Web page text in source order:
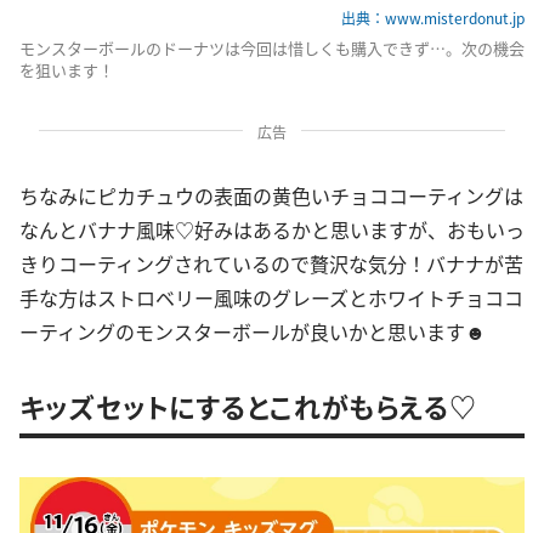
出典：www.misterdonut.jp
モンスターボールのドーナツは今回は惜しくも購入できず…。次の機会
を狙います！
広告
ちなみにピカチュウの表面の黄色いチョココーティングは
なんとバナナ風味♡好みはあるかと思いますが、おもいっ
きりコーティングされているので贅沢な気分！バナナが苦
手な方はストロベリー風味のグレーズとホワイトチョココ
ーティングのモンスターボールが良いかと思います☻
キッズセットにするとこれがもらえる♡